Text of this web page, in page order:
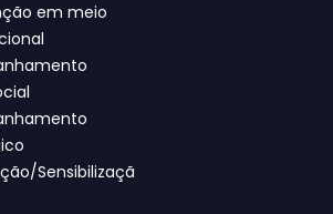
em meio
Sensibilizaçã